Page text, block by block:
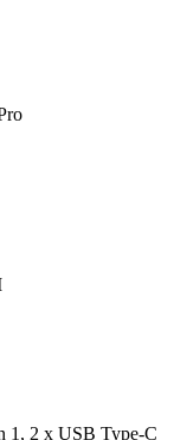
1, 2 x USB Type-C